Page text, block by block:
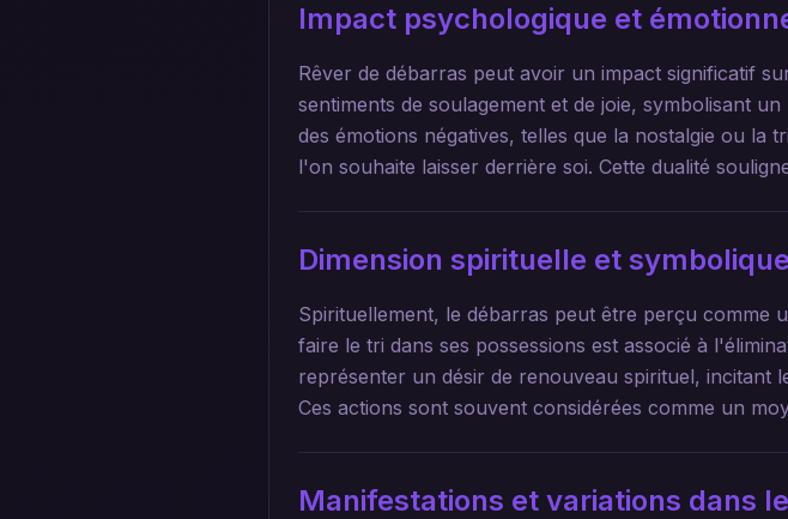
Impact psychologique et
Rêver de débarras peut avoir un impact significatif
sentiments de soulagement et de joie, symbolisant
des émotions négatives, telles que la nostalgie ou la
l'on souhaite laisser derrière soi. Cette dualité
Dimension spirituelle et symbolique
Spirituellement, le débarras peut être perçu comme
faire le tri dans ses possessions est associé à
représenter un désir de renouveau spirituel, incitant
Ces actions sont souvent considérées comme un
Manifestations et variations dans